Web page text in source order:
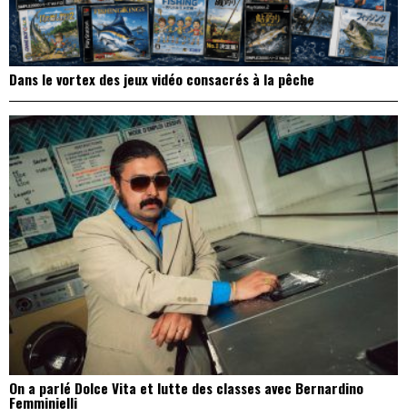
Dans le vortex des jeux vidéo consacrés à la pêche
On a parlé Dolce Vita et lutte des classes avec Bernardino
Femminielli